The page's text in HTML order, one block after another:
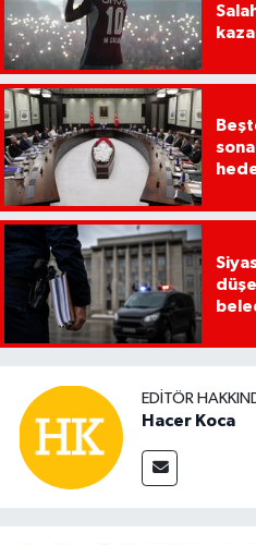
EDITÖR
Hacer Koca